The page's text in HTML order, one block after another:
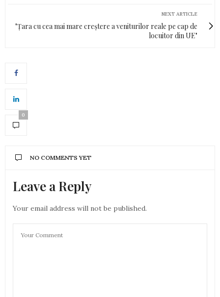
NEXT ARTICLE
"Țara cu cea mai mare creștere a veniturilor reale pe cap de
locuitor din UE"
0
NO COMMENTS YET
Leave a Reply
Your email address will not be published.